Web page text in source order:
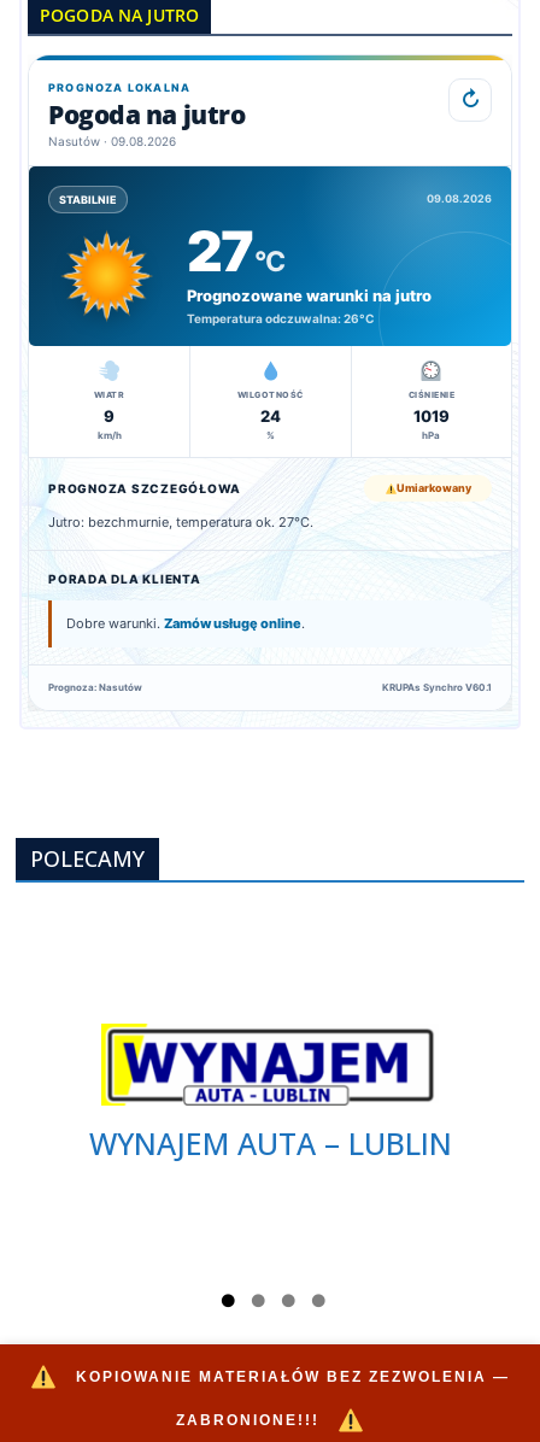
POGODA NA JUTRO
PROGNOZA LOKALNA
Pogoda na jutro
Nasutów · 09.08.2026
↻
STABILNIE 09.08.2026
27°C
Prognozowane warunki na jutro
Temperatura odczuwalna:26°C
WIATR
9
km/h
WILGOTNOŚĆ
24
%
CIŚNIENIE
1019
hPa
PROGNOZA SZCZEGÓŁOWA Umiarkowany
Jutro: bezchmurnie, temperatura ok. 27°C.
PORADA DLA KLIENTA
Dobre warunki. Zamów usługę online.
Prognoza: Nasutów KRUPAs Synchro V60.1
POLECAMY
WYNAJEM AUTA – LUBLIN
KOPIOWANIE MATERIAŁÓW BEZ ZEZWOLENIA —
ZABRONIONE!!!